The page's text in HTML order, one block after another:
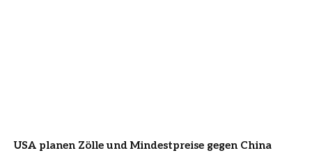
USA planen Zölle und Mindestpreise gegen China